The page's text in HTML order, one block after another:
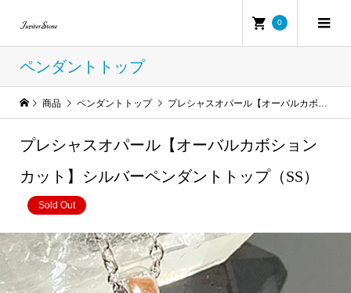
0
ペンダントトップ
商品 ペンダントトップ プレシャスオパール【オーバルカボションカット】シルバーペンダントトップ（SS）
プレシャスオパール【オーバルカボション
カット】シルバーペンダントトップ（SS）
Sold Out